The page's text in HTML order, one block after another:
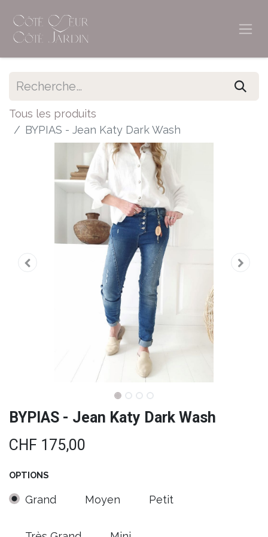
Tous les produits
BYPIAS - Jean Katy Dark Wash
BYPIAS - Jean Katy Dark Wash
CHF 175,00
OPTIONS
Grand Moyen Petit